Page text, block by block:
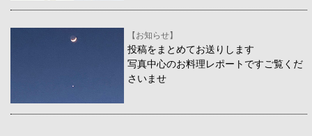
【お知らせ】
投稿をまとめてお送りします
写真中心のお料理レポートですご覧くだ
さいませ